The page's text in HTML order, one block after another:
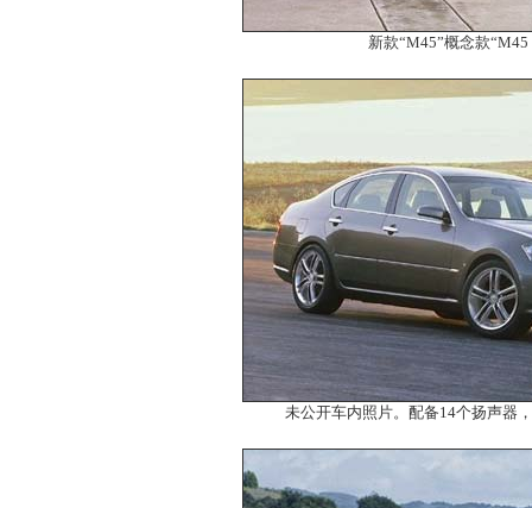
新款“M45”概念款“M45
未公开车内照片。配备14个扬声器